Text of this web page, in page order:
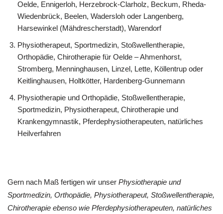
Oelde, Ennigerloh, Herzebrock-Clarholz, Beckum, Rheda-
Wiedenbrück, Beelen, Wadersloh oder Langenberg,
Harsewinkel (Mähdrescherstadt), Warendorf
Physiotherapeut, Sportmedizin, Stoßwellentherapie,
Orthopädie, Chirotherapie für Oelde – Ahmenhorst,
Stromberg, Menninghausen, Linzel, Lette, Köllentrup oder
Keitlinghausen, Holtkötter, Hardenberg-Gunnemann
Physiotherapie und Orthopädie, Stoßwellentherapie,
Sportmedizin, Physiotherapeut, Chirotherapie und
Krankengymnastik, Pferdephysiotherapeuten, natürliches
Heilverfahren
Gern nach Maß fertigen wir unser Physiotherapie und
Sportmedizin, Orthopädie, Physiotherapeut, Stoßwellentherapie,
Chirotherapie ebenso wie Pferdephysiotherapeuten, natürliches